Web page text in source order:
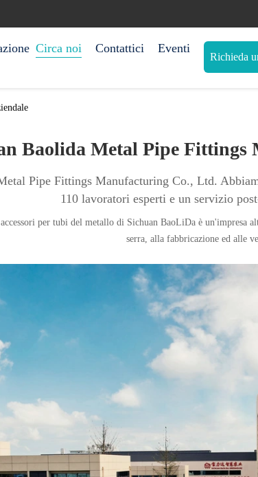
Circa noi Contattici Eventi
Richieda
Baolida Metal Pipe
Pipe Fittings Manufacturing Co., Ltd.
110 lavoratori esperti e un servizio
per tubi del metallo di Sichuan BaoLiDa è un'impresa
serra, alla fabbricazione ed alle